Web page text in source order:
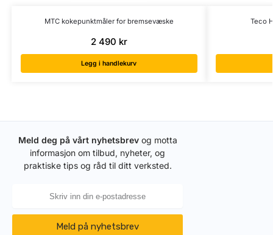
MTC kokepunktmåler for bremsevæske
2 490 kr
Legg i handlekurv
Teco
Meld deg på vårt nyhetsbrevog motta
informasjon om tilbud, nyheter, og
praktiske tips og råd til ditt verksted.
Meld på nyhetsbrev